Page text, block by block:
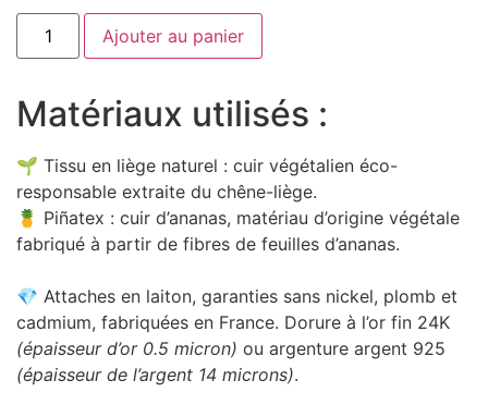
quantité
Duo
Créoles
Scarab
Ajouter au panier
Matériaux utilisés :
🌱 Tissu en liège naturel : cuir végétalien éco-
responsable extraite du chêne-liège.
🍍 Piñatex : cuir d’ananas, matériau d’origine végétale
fabriqué à partir de fibres de feuilles d’ananas.
💎 Attaches en laiton, garanties sans nickel, plomb et
cadmium, fabriquées en France. Dorure à l’or fin 24K
(épaisseur d’or 0.5 micron) ou argenture argent 925
(épaisseur de l’argent 14 microns).